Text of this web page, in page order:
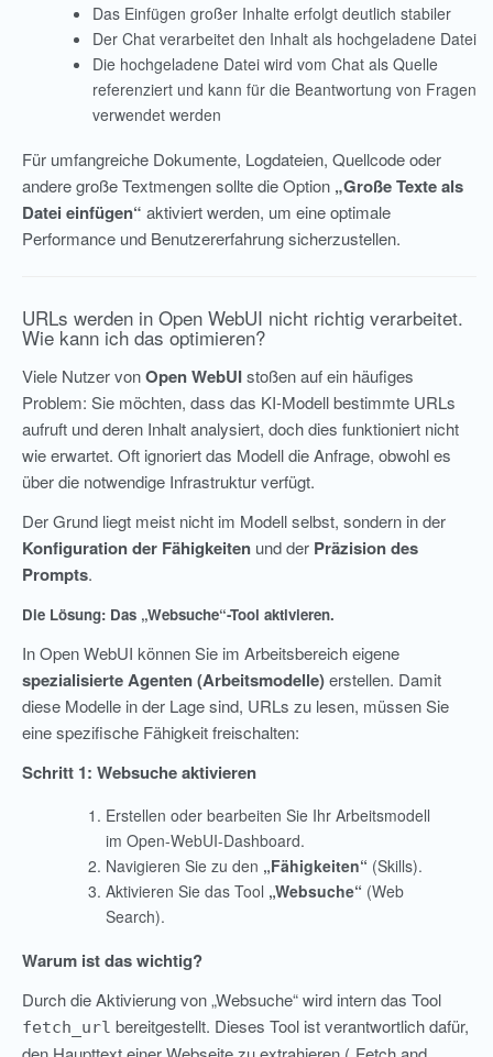
Das Einfügen großer Inhalte erfolgt deutlich stabiler
Der Chat verarbeitet den Inhalt als hochgeladene Datei
Die hochgeladene Datei wird vom Chat als Quelle
referenziert und kann für die Beantwortung von Fragen
verwendet werden
Für umfangreiche Dokumente, Logdateien, Quellcode oder
andere große Textmengen sollte die Option „Große Texte als
Datei einfügen“ aktiviert werden, um eine optimale
Performance und Benutzererfahrung sicherzustellen.
URLs werden in Open WebUI nicht richtig verarbeitet.
Wie kann ich das optimieren?
Viele Nutzer vonOpen WebUIstoßen auf ein häufiges
Problem: Sie möchten, dass das KI-Modell bestimmte URLs
aufruft und deren Inhalt analysiert, doch dies funktioniert nicht
wie erwartet. Oft ignoriert das Modell die Anfrage, obwohl es
über die notwendige Infrastruktur verfügt.
Der Grund liegt meist nicht im Modell selbst, sondern in der
Konfiguration der Fähigkeiten und der Präzision des
Prompts.
Die Lösung: Das „Websuche“-Tool aktivieren.
In Open WebUI können Sie im Arbeitsbereich eigene
spezialisierte Agenten (Arbeitsmodelle)erstellen. Damit
diese Modelle in der Lage sind, URLs zu lesen, müssen Sie
eine spezifische Fähigkeit freischalten:
Schritt 1: Websuche aktivieren
Erstellen oder bearbeiten Sie Ihr Arbeitsmodell
im Open-WebUI-Dashboard.
Navigieren Sie zu den „Fähigkeiten“ (Skills).
Aktivieren Sie das Tool „Websuche“ (Web
Search).
Warum ist das wichtig?
Durch die Aktivierung von „Websuche“ wird intern das Tool
fetch_url bereitgestellt. Dieses Tool ist verantwortlich dafür,